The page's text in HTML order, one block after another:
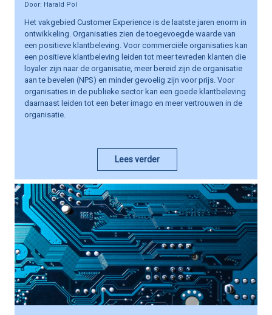
Harald Pol
Het vakgebied Customer Experience is de laatste jaren enorm in
ontwikkeling. Organisaties zien de toegevoegde waarde van
een positieve klantbeleving. Voor commerciële organisaties kan
een positieve klantbeleving leiden tot meer tevreden klanten die
loyaler zijn naar de organisatie, meer bereid zijn de organisatie
aan te bevelen (NPS) en minder gevoelig zijn voor prijs. Voor
organisaties in de publieke sector kan een goede klantbeleving
daarnaast leiden tot een beter imago en meer vertrouwen in de
organisatie.
Lees verder